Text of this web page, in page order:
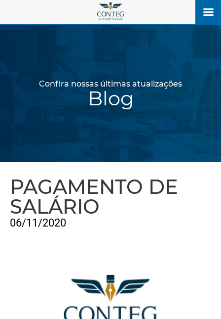
Confira nossas últimas atualizações
Blog
PAGAMENTO DE
SALÁRIO
06/11/2020